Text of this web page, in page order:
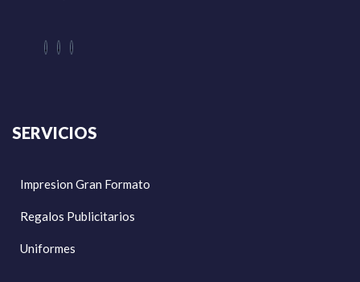
SERVICIOS
Impresion Gran Formato
Regalos Publicitarios
Uniformes